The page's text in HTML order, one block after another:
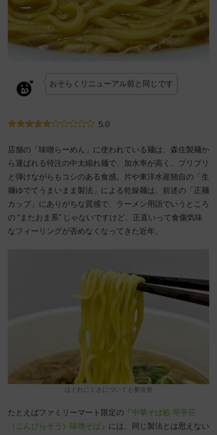
おそらくリニューアル前と同じです
5.0
店舗の「味噌らーめん」に使われている麺は、森住製麺か
ら運ばれる特注の中太縮れ麺で、加水率が高く、プリプリ
と弾けながらもコシのある食感。片や東洋水産独自の「生
麺ゆでてうまいまま製法」による乾燥麺は、前述の「正麺
カップ」にありがちな質感で、ラーメン用語でいうところ
の “またおま系” じゃないですけど、正直いって食傷気味
なフィーリングが否めなくなってきた近年。
ほぐれにくさについても要改善
たとえばファミリーマート限定の「 中華そば処 琴平荘
（こんぴらそう）味噌そば 」には、同じ製法とは思えない